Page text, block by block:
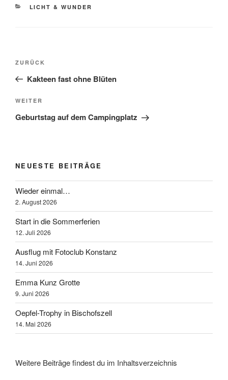
KATEGORIEN
LICHT & WUNDER
Beitragsnavigation
Vorheriger
Beitrag
ZURÜCK
Kakteen fast ohne Blüten
Nächster
Beitrag
WEITER
Geburtstag auf dem Campingplatz
NEUESTE BEITRÄGE
Wieder einmal…
2. August 2026
Start in die Sommerferien
12. Juli 2026
Ausflug mit Fotoclub Konstanz
14. Juni 2026
Emma Kunz Grotte
9. Juni 2026
Oepfel-Trophy in Bischofszell
14. Mai 2026
Weitere Beiträge findest du im Inhaltsverzeichnis